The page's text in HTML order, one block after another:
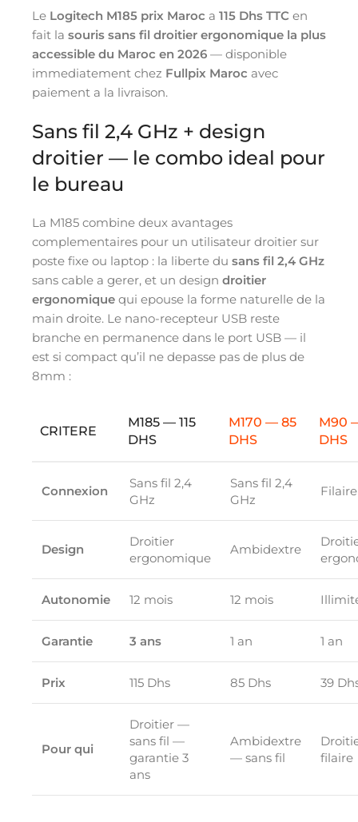
Le Logitech M185 prix Maroc a 115 Dhs TTC en
fait la souris sans fil droitier ergonomique la plus
accessible du Maroc en 2026 — disponible
immediatement chez Fullpix Maroc avec
paiement a la livraison.
Sans fil 2,4 GHz + design
droitier — le combo ideal pour
le bureau
La M185 combine deux avantages
complementaires pour un utilisateur droitier sur
poste fixe ou laptop : la liberte du sans fil 2,4 GHz
sans cable a gerer, et un design droitier
ergonomique qui epouse la forme naturelle de la
main droite. Le nano-recepteur USB reste
branche en permanence dans le port USB — il
est si compact qu’il ne depasse pas de plus de
8mm :
CRITERE
M185 — 115
DHS
M170 — 85
DHS
M90
DHS
Connexion
Sans fil 2,4
GHz
Sans fil 2,4
GHz
Design
Droitier
ergonomique
Ambidextre
Autonomie 12 mois 12 mois
Garantie 3 ans 1 an 1 an
Prix 115 Dhs 85 Dhs 39
Pour qui
Droitier —
sans fil —
garantie 3
ans
Ambidextre
— sans fil
filaire